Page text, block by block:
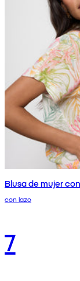
Blusa de mujer
con lazo
7